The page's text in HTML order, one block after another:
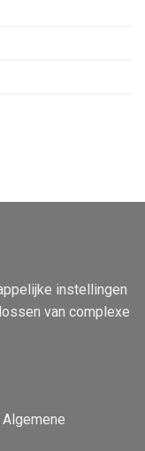
instellingen
van complexe
Algemene